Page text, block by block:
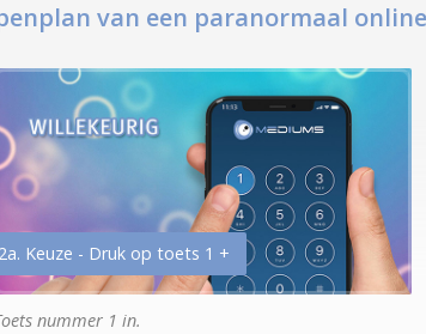
van een paranormaal
2a. Keuze - Druk op toets 1 +
nummer 1 in.